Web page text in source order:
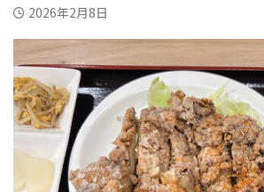
2026年2月8日